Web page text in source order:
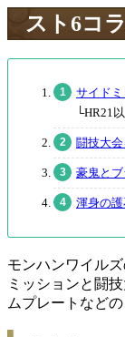
スト6コ
サイド
└HR21
闘技大
豪鬼と
渾身の
モンハンワイル
ミッションと闘
ムプレートなど